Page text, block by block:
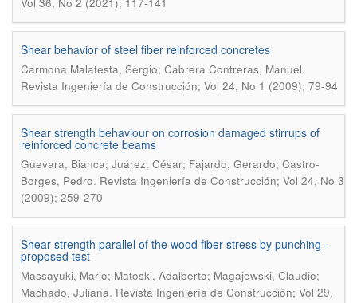
Shear behavior of steel fiber reinforced concretes
Carmona Malatesta, Sergio; Cabrera Contreras, Manuel.
Revista Ingeniería de Construcción; Vol 24, No 1 (2009); 79-94
Shear strength behaviour on corrosion damaged stirrups of
reinforced concrete beams
Guevara, Bianca; Juárez, César; Fajardo, Gerardo; Castro-
Borges, Pedro. Revista Ingeniería de Construcción; Vol 24, No 3
(2009); 259-270
Shear strength parallel of the wood fiber stress by punching –
proposed test
Massayuki, Mario; Matoski, Adalberto; Magajewski, Claudio;
Machado, Juliana. Revista Ingeniería de Construcción; Vol 29,